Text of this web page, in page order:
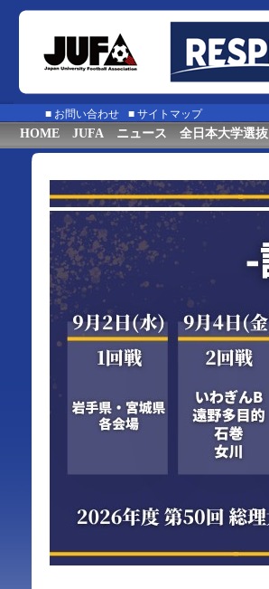
■ お問い合わせ ■ サイトマップ
HOME JUFA ニュース 全日本大学選抜